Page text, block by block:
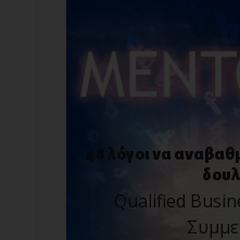
48 λόγοι να
Qualified